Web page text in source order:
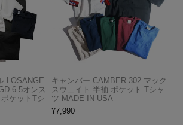
LOSANGE
6.5オンス
ケットTシ
キャンバー CAMBER 302 マック
スウェイト 半袖 ポケット Tシャ
ツ MADE IN USA
¥7,990